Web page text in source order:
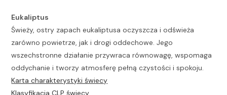
Eukaliptus
Świeży, ostry zapach eukaliptusa oczyszcza i odświeża
zarówno powietrze, jak i drogi oddechowe. Jego
wszechstronne działanie przywraca równowagę, wspomaga
oddychanie i tworzy atmosferę pełną czystości i spokoju.
Karta charakterystyki świecy
Klasyfikacja CLP świecy